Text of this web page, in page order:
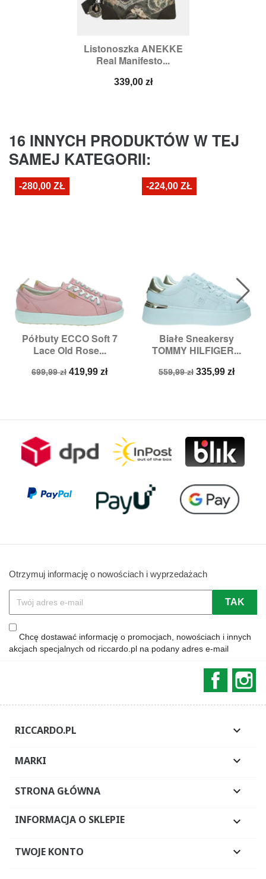
Listonoszka ANEKKE
Real Manifesto...
Cena
339,00 zł
16 INNYCH PRODUKTÓW W TEJ
SAMEJ KATEGORII:
Półbuty ECCO Soft 7
Lace Old Rose...
Cena
699,99 zł Cena
419,99 zł
-280,00 ZŁ
Białe Sneakersy
TOMMY HILFIGER...
Cena
559,99 zł Cena
335,99 zł
-224,00 ZŁ
Otrzymuj informację o nowościach i wyprzedażach
Chcę dostawać informację o promocjach, nowościach i innych
akcjach specjalnych od riccardo.pl na podany adres e-mail
RICCARDO.PL 
MARKI 
STRONA GŁÓWNA 
INFORMACJA O SKLEPIE 
TWOJE KONTO 